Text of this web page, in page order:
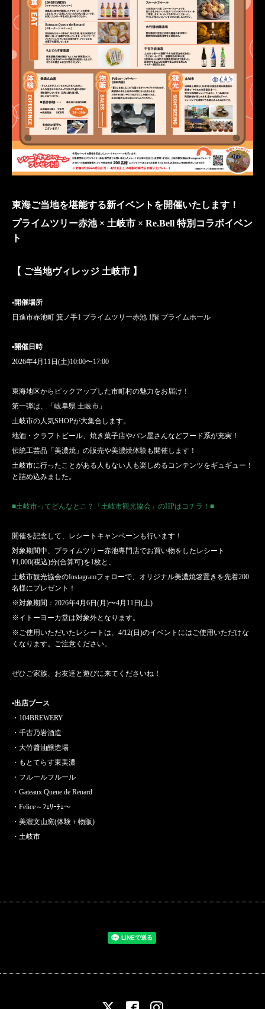
東海ご当地を堪能する新イベントを開催いたします！
プライムツリー赤池 × 土岐市 × Re.Bell 特別コラボイベン
ト
【 ご当地ヴィレッジ 土岐市 】
▪開催場所
日進市赤池町 箕ノ手1 プライムツリー赤池 1階 プライムホール
▪開催日時
2026年4月11日(土)10:00〜17:00
東海地区からピックアップした市町村の魅力をお届け！
第一弾は、「岐阜県 土岐市」
土岐市の人気SHOPが大集合します。
地酒・クラフトビール、焼き菓子店やパン屋さんなどフード系が充実！
伝統工芸品「美濃焼」の販売や美濃焼体験も開催します！
土岐市に行ったことがある人もない人も楽しめるコンテンツをギュギュー！
と詰め込みました。
■土岐市ってどんなとこ？「土岐市観光協会」のHPはコチラ！■
開催を記念して、レシートキャンペーンも行います！
対象期間中、プライムツリー赤池専門店でお買い物をしたレシート
¥1,000(税込)分(合算可)を1枚と、
土岐市観光協会のInstagramフォローで、オリジナル美濃焼箸置きを先着200
名様にプレゼント！
※対象期間：2026年4月6日(月)〜4月11日(土)
※イトーヨーカ堂は対象外となります。
※ご使用いただいたレシートは、4/12(日)のイベントにはご使用いただけな
くなります。ご注意ください。
ぜひご家族、お友達と遊びに来てくださいね！
▪出店ブース
・104BREWERY
・千古乃岩酒造
・大竹醬油醸造場
・もとてらす東美濃
・フルールフルール
・Gateaux Queue de Renard
・Felice～ﾌｪﾘｰﾁｪ～
・美濃文山窯(体験＋物販)
・土岐市